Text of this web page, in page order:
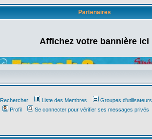
Partenaires
Affichez votre bannière ici
Rechercher Liste des Membres Groupes d'utilisateurs
Profil
Se connecter pour vérifier ses messages privés